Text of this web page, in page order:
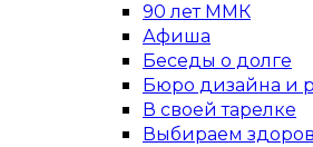
90 лет ММК
Афиша
Беседы о долге
Бюро дизайна и
В своей тарелке
Выбираем